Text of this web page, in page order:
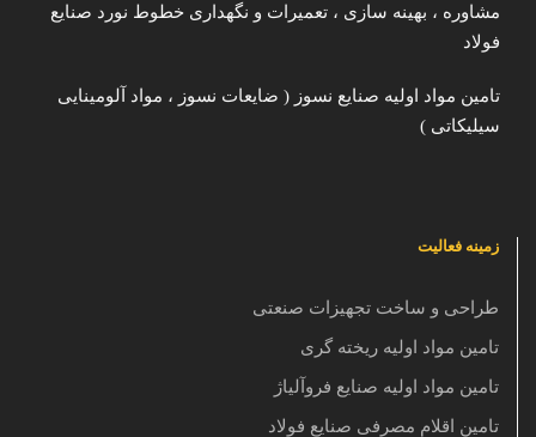
مشاوره ، بهینه سازی ، تعمیرات و نگهداری خطوط نورد صنایع
فولاد
تامین مواد اولیه صنایع نسوز ( ضایعات نسوز ، مواد آلومینایی
سیلیکاتی )
زمینه فعالیت
طراحی و ساخت تجهیزات صنعتی
تامین مواد اولیه ریخته گری
تامین مواد اولیه صنایع فروآلیاژ
تامین اقلام مصرفی صنایع فولاد